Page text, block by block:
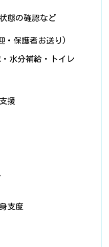
態の確認など
・保護者お送り)
水分補給・トイレ
援
支度